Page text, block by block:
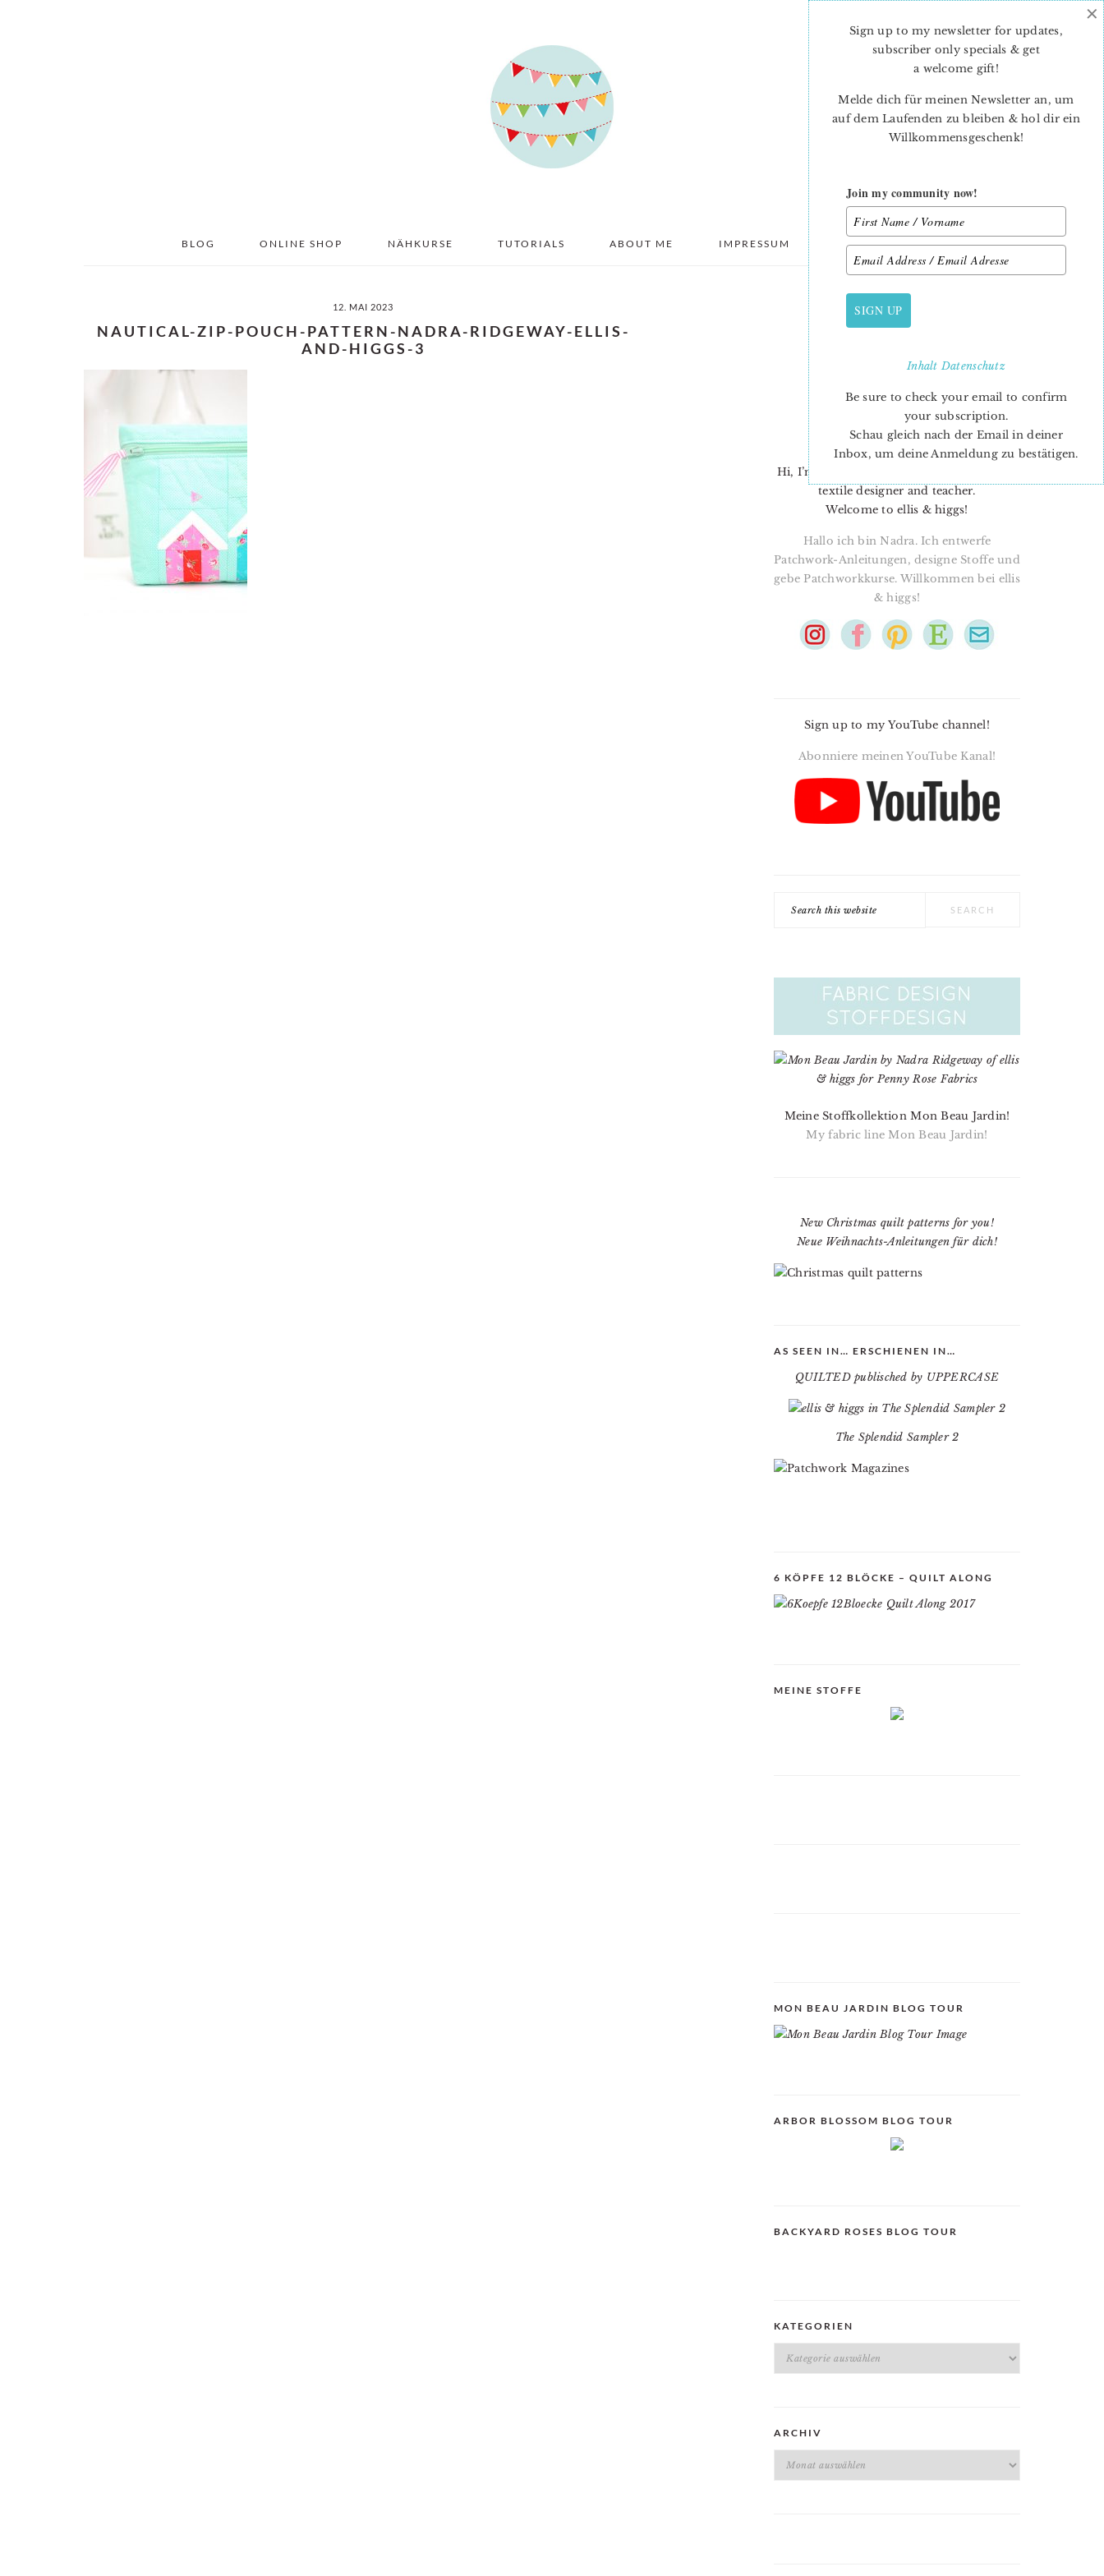
BLOG ONLINE SHOP NÄHKURSE TUTORIALS ABOUT ME IMPRESSUM DATENSCHUTZ
12. MAI 2023
NAUTICAL-ZIP-POUCH-PATTERN-NADRA-RIDGEWAY-ELLIS-
AND-HIGGS-3
PRIMARY
SIDEBAR
Hi, I’m Nadra. I’m a quilt pattern designer,
textile designer and teacher.
Welcome to ellis & higgs!
Hallo ich bin Nadra. Ich entwerfe
Patchwork-Anleitungen, designe Stoffe und
gebe Patchworkkurse. Willkommen bei ellis
& higgs!
Sign up to my YouTube channel!
Abonniere meinen YouTube Kanal!
Meine Stoffkollektion Mon Beau Jardin!
My fabric line Mon Beau Jardin!
New Christmas quilt patterns for you!
Neue Weihnachts-Anleitungen für dich!
AS SEEN IN… ERSCHIENEN IN…
QUILTED publisched by UPPERCASE
The Splendid Sampler 2
6 KÖPFE 12 BLÖCKE – QUILT ALONG
MEINE STOFFE
MON BEAU JARDIN BLOG TOUR
ARBOR BLOSSOM BLOG TOUR
BACKYARD ROSES BLOG TOUR
KATEGORIEN
Kategorien
ARCHIV
Archiv
Sign up to my newsletter for updates,
subscriber only specials & get
a welcome gift!
Melde dich für meinen Newsletter an, um
auf dem Laufenden zu bleiben & hol dir ein
Willkommensgeschenk!
Join my community now!
SIGN UP
InhaltDatenschutz
Be sure to check your email to confirm
your subscription.
Schau gleich nach der Email in deiner
Inbox, um deine Anmeldung zu bestätigen.
×